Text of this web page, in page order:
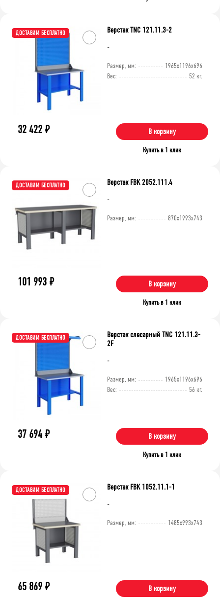
ДОСТАВИМ БЕСПЛАТНО
-
Верстак TNC 121.11.3-2
Размер, мм:
1965x1196x696
Вес:
52 кг.
32 422 ₽ В корзину
Купить в 1 клик
ДОСТАВИМ БЕСПЛАТНО
-
Верстак FBK 2052.111.4
Размер, мм: 870x1993x743
101 993 ₽ В корзину
Купить в 1 клик
ДОСТАВИМ БЕСПЛАТНО
-
Верстак слесарный TNC 121.11.3-
2F
Размер, мм:
1965x1196x696
Вес:
56 кг.
37 694 ₽ В корзину
Купить в 1 клик
ДОСТАВИМ БЕСПЛАТНО
-
Верстак FBK 1052.11.1-1
Размер, мм: 1485x993x743
65 869 ₽ В корзину